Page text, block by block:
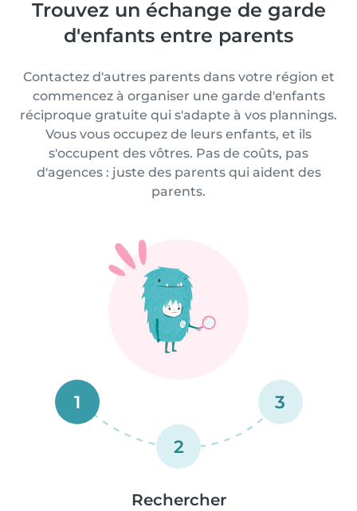
Trouvez un échange de garde
d'enfants entre parents
Contactez d'autres parents dans votre région et
commencez à organiser une garde d'enfants
réciproque gratuite qui s'adapte à vos plannings.
Vous vous occupez de leurs enfants, et ils
s'occupent des vôtres. Pas de coûts, pas
d'agences : juste des parents qui aident des
parents.
1
2
3
Rechercher